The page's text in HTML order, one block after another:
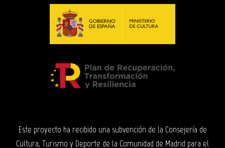
Este proyecto ha recibido una subvención de la Consejería de
Cultura, Turismo y Deporte de la Comunidad de Madrid para el